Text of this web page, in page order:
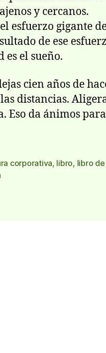
y cercanos.
esfuerzo gigante
de ese
el sueño.
cien años de
distancias.
Eso da ánimos para
corporativa, libro, libro de